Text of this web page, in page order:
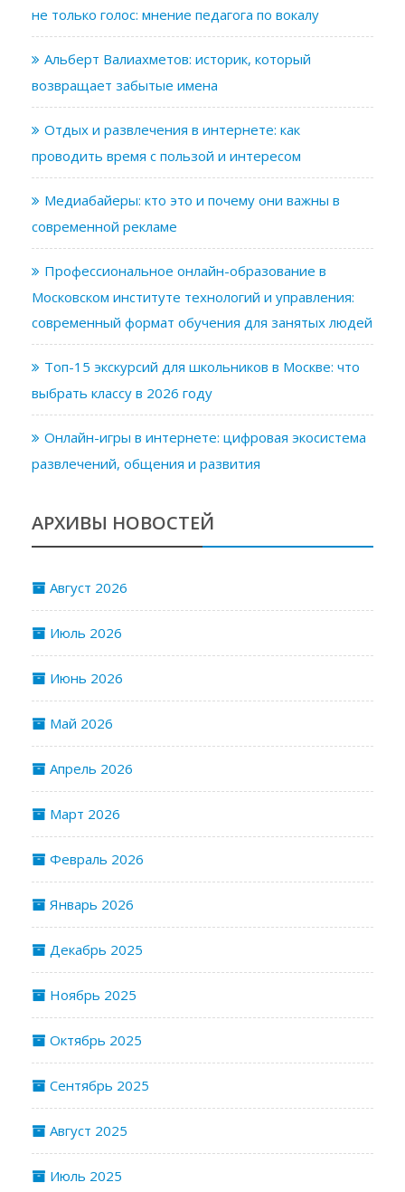
не только голос: мнение педагога по вокалу
Альберт Валиахметов: историк, который
возвращает забытые имена
Отдых и развлечения в интернете: как
проводить время с пользой и интересом
Медиабайеры: кто это и почему они важны в
современной рекламе
Профессиональное онлайн-образование в
Московском институте технологий и управления:
современный формат обучения для занятых людей
Топ-15 экскурсий для школьников в Москве: что
выбрать классу в 2026 году
Онлайн-игры в интернете: цифровая экосистема
развлечений, общения и развития
АРХИВЫ НОВОСТЕЙ
Август 2026
Июль 2026
Июнь 2026
Май 2026
Апрель 2026
Март 2026
Февраль 2026
Январь 2026
Декабрь 2025
Ноябрь 2025
Октябрь 2025
Сентябрь 2025
Август 2025
Июль 2025